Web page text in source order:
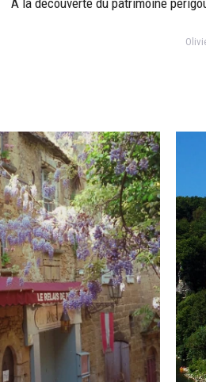
À la découverte du patrimoine